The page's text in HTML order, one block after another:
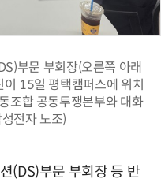
부문 부회장(오른쪽 아래
15일 평택캠퍼스에 위치
조합 공동투쟁본부와 대화
전자 노조)
(DS)부문 부회장 등 반